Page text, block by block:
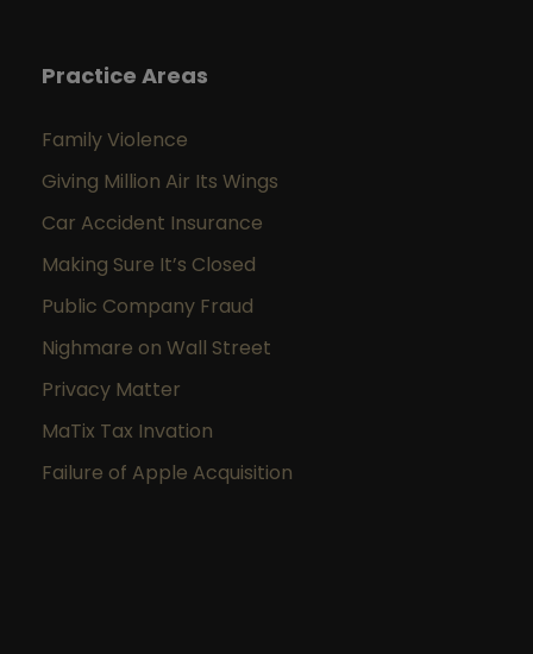
Practice Areas
Family Violence
Giving Million Air Its Wings
Car Accident Insurance
Making Sure It’s Closed
Public Company Fraud
Nighmare on Wall Street
Privacy Matter
MaTix Tax Invation
Failure of Apple Acquisition